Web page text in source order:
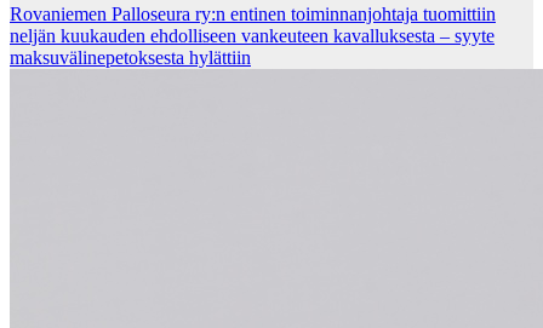
Rovaniemen Palloseura ry:n entinen toiminnanjohtaja tuo­mit­tiin
neljän kuu­kau­den eh­dol­li­seen van­keu­teen ka­val­luk­ses­ta – syyte
mak­su­vä­li­ne­pe­tok­ses­ta hy­lät­tiin